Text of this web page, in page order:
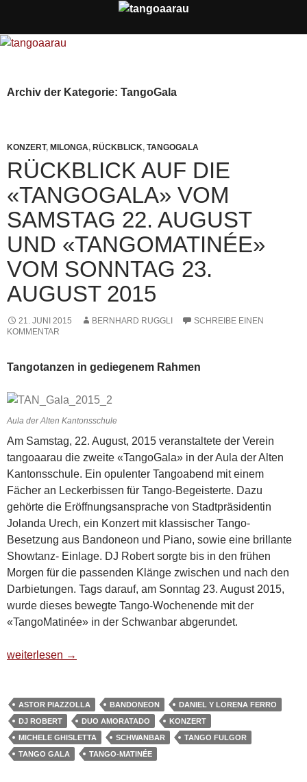
Archiv der Kategorie: TangoGala
KONZERT, MILONGA, RÜCKBLICK, TANGOGALA
RÜCKBLICK AUF DIE
«TANGOGALA» VOM
SAMSTAG 22. AUGUST
UND «TANGOMATINÉE»
VOM SONNTAG 23.
AUGUST 2015
21. JUNI 2015 BERNHARD RUGGLI
SCHREIBE EINEN
KOMMENTAR
Tangotanzen in gediegenem Rahmen
Aula der Alten Kantonsschule
Am Samstag, 22. August, 2015 veranstaltete der Verein
tangoaarau die zweite «TangoGala» in der Aula der Alten
Kantonsschule. Ein opulenter Tangoabend mit einem
Fächer an Leckerbissen für Tango-Begeisterte. Dazu
gehörte die Eröffnungsansprache von Stadtpräsidentin
Jolanda Urech, ein Konzert mit klassischer Tango-
Besetzung aus Bandoneon und Piano, sowie eine brillante
Showtanz- Einlage. DJ Robert sorgte bis in den frühen
Morgen für die passenden Klänge zwischen und nach den
Darbietungen. Tags darauf, am Sonntag 23. August 2015,
wurde dieses bewegte Tango-Wochenende mit der
«TangoMatinée» in der Schwanbar abgerundet.
Rückblick auf die «TangoGala» vom Samstag 22. August
weiterlesen →
ASTOR PIAZZOLLA BANDONEON
DANIEL Y LORENA FERRO
DJ ROBERT
DUO AMORATADO
KONZERT
MICHELE GHISLETTA
SCHWANBAR
TANGO FULGOR
TANGO GALA
TANGO-MATINÉE